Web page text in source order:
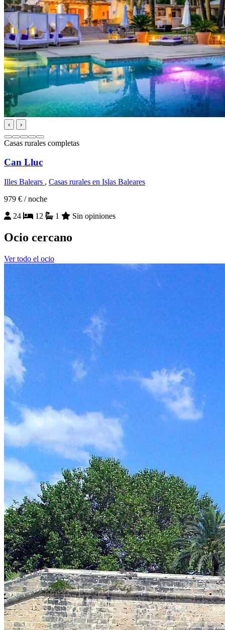
‹ ›
Casas rurales completas
Can Lluc
Illes Balears , Casas rurales en Islas Baleares
979 € / noche
24
12 1 Sin opiniones
Ocio cercano
Ver todo el ocio